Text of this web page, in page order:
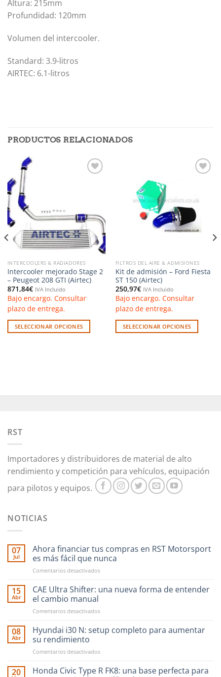
Altura: 215mm
Profundidad: 120mm
Volumen del intercooler.
Standard: 3.9-litros
AIRTEC: 6.1-litros
PRODUCTOS RELACIONADOS
INTERCOOLERS & RADIADORES
Intercooler mejorado Stage 2
– Peugeot 208 GTI (Airtec)
871,84€ IVA Incluido
Bajo encargo. Consultar
plazo de entrega.
SELECCIONAR OPCIONES
elegir
en
página
de
producto
deseos
FILTROS DEL AIRE & ADMISIONES
Kit de admisión – Ford Fiesta
ST 150 (Airtec)
250,97€ IVA Incluido
Bajo encargo. Consultar
plazo de entrega.
SELECCIONAR OPCIONES
página
de
producto
RST
Importadores y distribuidores de material de alto
rendimiento y competición para vehículos, equipación
para pilotos y equipos.
NOTICIAS
07
Jul
Ahora financiar tus compras en RST Motorsport
es más fácil que nunca
Comentarios desactivadosen
financiar
en
Motorsport
fácil
nunca
15
Abr
CAE Ultra Shifter: una nueva forma de entender
el cambio manual
Comentarios desactivadosen
Ultra
Shifter:
nueva
de
08
Abr
Hyundai i30 N: setup completo para aumentar
su rendimiento
Comentarios desactivadosen
i30
20
Honda Civic Type R FK8: una base perfecta para